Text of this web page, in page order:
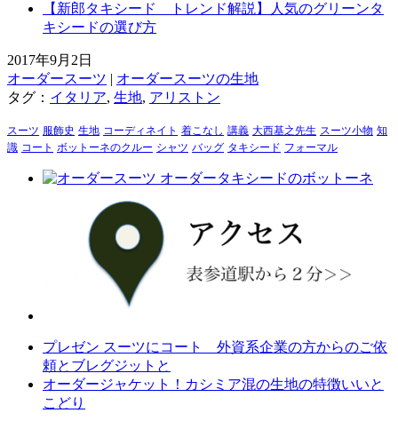
【新郎タキシード トレンド解説】人気のグリーンタ
キシードの選び方
2017年9月2日
オーダースーツ | オーダースーツの生地
タグ： イタリア, 生地, アリストン
スーツ 服飾史 生地 コーディネイト 着こなし 講義 大西基之先生 スーツ小物 知
識 コート ボットーネのクルー シャツ バッグ タキシード フォーマル
プレゼン スーツにコート 外資系企業の方からのご依
頼とブレグジットと
オーダージャケット！カシミア混の生地の特徴いいと
こどり